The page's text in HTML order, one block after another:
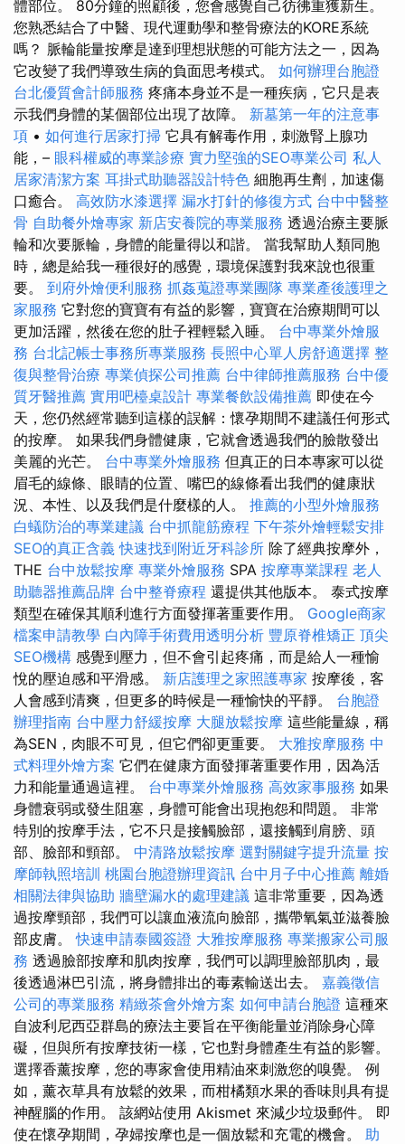
體部位。 80分鐘的照顧後，您會感覺自己彷彿重獲新生。
您熟悉結合了中醫、現代運動學和整骨療法的KORE系統
嗎？ 脈輪能量按摩是達到理想狀態的可能方法之一，因為
它改變了我們導致生病的負面思考模式。 如何辦理台胞證
台北優質會計師服務 疼痛本身並不是一種疾病，它只是表
示我們身體的某個部位出現了故障。 新墓第一年的注意事
項 • 如何進行居家打掃 它具有解毒作用，刺激腎上腺功
能，– 眼科權威的專業診療 實力堅強的SEO專業公司 私人
居家清潔方案 耳掛式助聽器設計特色 細胞再生劑，加速傷
口癒合。 高效防水漆選擇 漏水打針的修復方式 台中中醫整
骨 自助餐外燴專家 新店安養院的專業服務 透過治療主要脈
輪和次要脈輪，身體的能量得以和諧。 當我幫助人類同胞
時，總是給我一種很好的感覺，環境保護對我來說也很重
要。 到府外燴便利服務 抓姦蒐證專業團隊 專業產後護理之
家服務 它對您的寶寶有有益的影響，寶寶在治療期間可以
更加活躍，然後在您的肚子裡輕鬆入睡。 台中專業外燴服
務 台北記帳士事務所專業服務 長照中心單人房舒適選擇 整
復與整骨治療 專業偵探公司推薦 台中律師推薦服務 台中優
質牙醫推薦 實用吧檯桌設計 專業餐飲設備推薦 即使在今
天，您仍然經常聽到這樣的誤解：懷孕期間不建議任何形式
的按摩。 如果我們身體健康，它就會透過我們的臉散發出
美麗的光芒。 台中專業外燴服務 但真正的日本專家可以從
眉毛的線條、眼睛的位置、嘴巴的線條看出我們的健康狀
況、本性、以及我們是什麼樣的人。 推薦的小型外燴服務
白蟻防治的專業建議 台中抓龍筋療程 下午茶外燴輕鬆安排
SEO的真正含義 快速找到附近牙科診所 除了經典按摩外，
THE 台中放鬆按摩 專業外燴服務 SPA 按摩專業課程 老人
助聽器推薦品牌 台中整脊療程 還提供其他版本。 泰式按摩
類型在確保其順利進行方面發揮著重要作用。 Google商家
檔案申請教學 白內障手術費用透明分析 豐原脊椎矯正 頂尖
SEO機構 感覺到壓力，但不會引起疼痛，而是給人一種愉
悅的壓迫感和平滑感。 新店護理之家照護專家 按摩後，客
人會感到清爽，但更多的時候是一種愉快的平靜。 台胞證
辦理指南 台中壓力舒緩按摩 大腿放鬆按摩 這些能量線，稱
為SEN，肉眼不可見，但它們卻更重要。 大雅按摩服務 中
式料理外燴方案 它們在健康方面發揮著重要作用，因為活
力和能量通過這裡。 台中專業外燴服務 高效家事服務 如果
身體衰弱或發生阻塞，身體可能會出現抱怨和問題。 非常
特別的按摩手法，它不只是接觸臉部，還接觸到肩膀、頭
部、臉部和頸部。 中清路放鬆按摩 選對關鍵字提升流量 按
摩師執照培訓 桃園台胞證辦理資訊 台中月子中心推薦 離婚
相關法律與協助 牆壁漏水的處理建議 這非常重要，因為透
過按摩頸部，我們可以讓血液流向臉部，攜帶氧氣並滋養臉
部皮膚。快速申請泰國簽證 大雅按摩服務 專業搬家公司服
務 透過臉部按摩和肌肉按摩，我們可以調理臉部肌肉，最
後透過淋巴引流，將身體排出的毒素輸送出去。 嘉義徵信
公司的專業服務 精緻茶會外燴方案 如何申請台胞證 這種來
自波利尼西亞群島的療法主要旨在平衡能量並消除身心障
礙，但與所有按摩技術一樣，它也對身體產生有益的影響。
選擇香薰按摩，您的專家會使用精油來刺激您的嗅覺。 例
如，薰衣草具有放鬆的效果，而柑橘類水果的香味則具有提
神醒腦的作用。 該網站使用 Akismet 來減少垃圾郵件。 即
使在懷孕期間，孕婦按摩也是一個放鬆和充電的機會。 助